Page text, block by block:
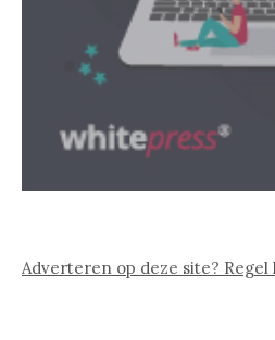
Adverteren op deze site?